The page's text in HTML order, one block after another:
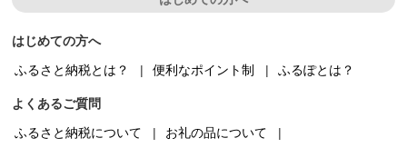
はじめての方へ
ふるさと納税とは？
便利なポイント制 ふるぽとは？
よくあるご質問
ふるさと納税について
お礼の品について